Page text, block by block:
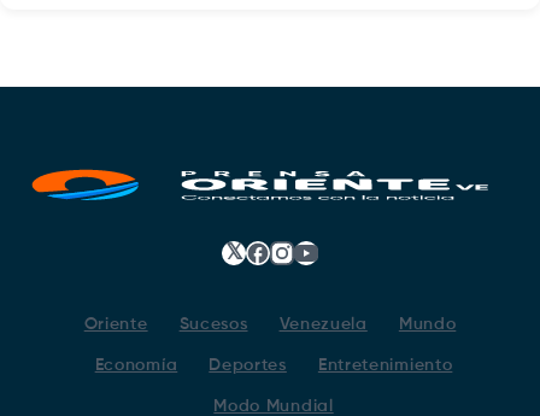
𝕏 Facebook
Instagram
YouTube
Oriente Sucesos Venezuela Mundo
Economía Deportes Entretenimiento
Modo Mundial